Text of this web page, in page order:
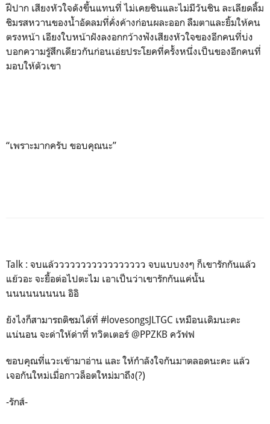
ฝีปาก เสียงหัวใจดังขึ้นแทนที่ ไม่เคยชินและไม่มีวันชิน ละเลียดลิ้ม
ชิมรสหวานของน้ำอัดลมที่คั่งค้างก่อนผละออก ลืมตาและยิ้มให้คน
ตรงหน้า เอียงใบหน้าฝังลงอกกว้างฟังเสียงหัวใจของอีกคนที่บ่ง
บอกความรู้สึกเดียวกันก่อนเอ่ยประโยคที่ครั้งหนึ่งเป็นของอีกคนที่
มอบให้ตัวเขา
“เพราะมากครับ ขอบคุณนะ”
Talk : จบแล้ววววววววววววววววว จบแบบงงๆ ก็เขารักกันแล้ว
แย้วอะ จะยื้อต่อไปตะไม เอาเป็นว่าเขารักกันแค่นั้น
นนนนนนนนน อิอิ
ยังไงก็สามารถติชมได้ที่ #lovesongsJLTGC เหมือนเดิมนะคะ
แน่นอน จะด่าให้ด่าที่ ทวิตเตอร์ @PPZKB ควัฟฟ
ขอบคุณที่แวะเข้ามาอ่าน และ ให้กำลังใจกันมาตลอดนะคะ แล้ว
เจอกันใหม่เมื่อกาวล็อตใหม่มาถึง(?)
-รักส์-